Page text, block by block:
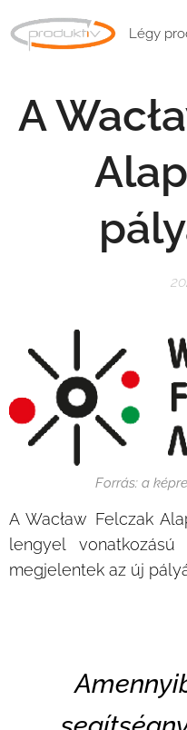
Légy
A
Forrás: a
A Wacław Felczak
lengyel vonatkozású
megjelentek az új